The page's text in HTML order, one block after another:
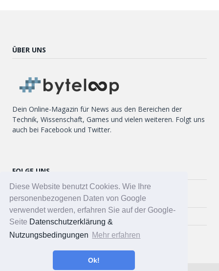
Diese Website benutzt Cookies. Wie Ihre
personenbezogenen Daten von Google
verwendet werden, erfahren Sie auf der Google-
Seite Datenschutzerklärung &
Nutzungsbedingungen Mehr erfahren
Ok!
ÜBER UNS
Dein Online-Magazin für News aus den Bereichen der
Technik, Wissenschaft, Games und vielen weiteren. Folgt uns
auch bei Facebook und Twitter.
FOLGE UNS
Twitter
Facebook